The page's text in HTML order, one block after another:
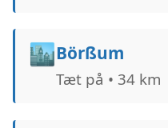
🏙️Börßum
Tæt på • 34 km